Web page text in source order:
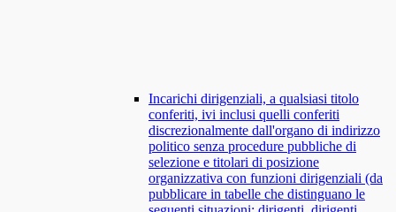
Incarichi dirigenziali, a qualsiasi titolo
conferiti, ivi inclusi quelli conferiti
discrezionalmente dall'organo di indirizzo
politico senza procedure pubbliche di
selezione e titolari di posizione
organizzativa con funzioni dirigenziali (da
pubblicare in tabelle che distinguano le